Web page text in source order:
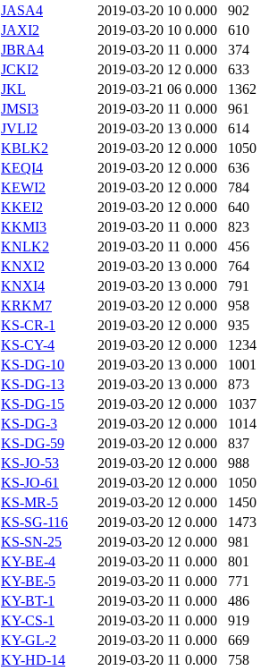
JASA4
2019-03-20 10 0.000
902
JAXI2
2019-03-20 10 0.000
610
JBRA4
2019-03-20 11 0.000
374
JCKI2
2019-03-20 12 0.000
633
JKL
2019-03-21 06 0.000
1362
JMSI3
2019-03-20 11 0.000
961
JVLI2
2019-03-20 13 0.000
614
KBLK2
2019-03-20 12 0.000
1050
KEQI4
2019-03-20 12 0.000
636
KEWI2
2019-03-20 12 0.000
784
KKEI2
2019-03-20 12 0.000
640
KKMI3
2019-03-20 11 0.000
823
KNLK2
2019-03-20 11 0.000
456
KNXI2
2019-03-20 13 0.000
764
KNXI4
2019-03-20 13 0.000
791
KRKM7
2019-03-20 12 0.000
958
KS-CR-1
2019-03-20 12 0.000
935
KS-CY-4
2019-03-20 12 0.000
1234
KS-DG-10
2019-03-20 13 0.000
1001
KS-DG-13
2019-03-20 13 0.000
873
KS-DG-15
2019-03-20 12 0.000
1037
KS-DG-3
2019-03-20 12 0.000
1014
KS-DG-59
2019-03-20 12 0.000
837
KS-JO-53
2019-03-20 12 0.000
988
KS-JO-61
2019-03-20 12 0.000
1050
KS-MR-5
2019-03-20 12 0.000
1450
KS-SG-116
2019-03-20 12 0.000
1473
KS-SN-25
2019-03-20 12 0.000
981
KY-BE-4
2019-03-20 11 0.000
801
KY-BE-5
2019-03-20 11 0.000
771
KY-BT-1
2019-03-20 11 0.000
486
KY-CS-1
2019-03-20 11 0.000
919
KY-GL-2
2019-03-20 11 0.000
669
KY-HD-14
2019-03-20 11 0.000
758